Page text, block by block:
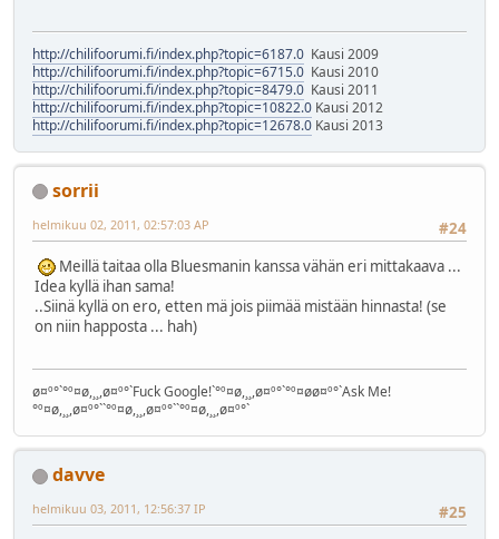
http://chilifoorumi.fi/index.php?topic=6187.0 Kausi 2009
http://chilifoorumi.fi/index.php?topic=6715.0 Kausi 2010
http://chilifoorumi.fi/index.php?topic=8479.0 Kausi 2011
http://chilifoorumi.fi/index.php?topic=10822.0 Kausi 2012
http://chilifoorumi.fi/index.php?topic=12678.0 Kausi 2013
sorrii
#24
helmikuu 02, 2011, 02:57:03 AP
Meillä taitaa olla Bluesmanin kanssa vähän eri mittakaava ...
Idea kyllä ihan sama!
..Siinä kyllä on ero, etten mä jois piimää mistään hinnasta! (se
on niin happosta ... hah)
ø¤º°`°º¤ø,¸¸,ø¤º°`Fuck Google!`°º¤ø,¸¸,ø¤º°`°º¤øø¤º°`Ask Me!
°º¤ø,¸¸,ø¤º°``°º¤ø,¸¸,ø¤º°``°º¤ø,¸¸,ø¤º°`
davve
#25
helmikuu 03, 2011, 12:56:37 IP